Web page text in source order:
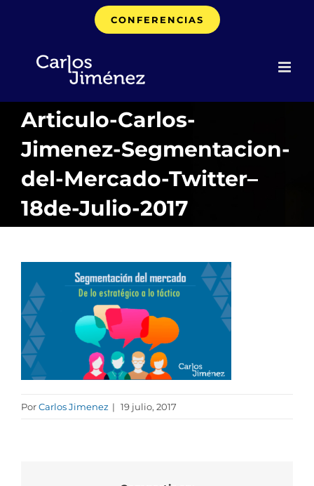
CONFERENCIAS
Articulo-Carlos-
Jimenez-Segmentacion-
del-Mercado-Twitter–
18de-Julio-2017
PorCarlos Jimenez | 19 julio, 2017